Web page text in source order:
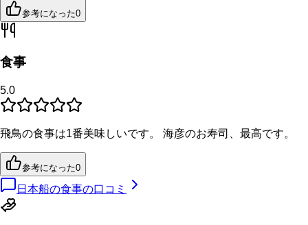
参考になった0
食事
5.0
飛鳥の食事は1番美味しいです。 海彦のお寿司、最高です。
参考になった0
日本船の食事の口コミ